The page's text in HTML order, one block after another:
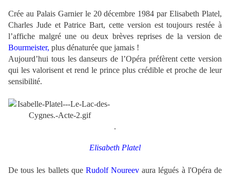
Crée au Palais Garnier le 20 décembre 1984 par Elisabeth Platel,
Charles Jude et Patrice Bart, cette version est toujours restée à
l’affiche malgré une ou deux brèves reprises de la version de
Bourmeister, plus dénaturée que jamais !
Aujourd’hui tous les danseurs de l’Opéra préfèrent cette version
qui les valorisent et rend le prince plus crédible et proche de leur
sensibilité.
.
Elisabeth Platel
De tous les ballets que Rudolf Noureev aura légués à l'Opéra de